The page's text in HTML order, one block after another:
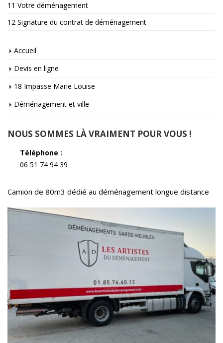
11 Votre déménagement
12 Signature du contrat de déménagement
Accueil
Devis en ligne
18 Impasse Marie Louise
Déménagement et ville
NOUS SOMMES LÀ VRAIMENT POUR VOUS !
Téléphone :
06 51 74 94 39
Camion de 80m3 dédié au déménagement longue distance